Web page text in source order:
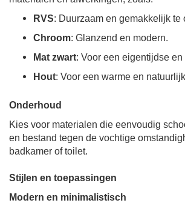
RVS: Duurzaam en gemakkelijk te
Chroom: Glanzend en modern.
Mat zwart: Voor een eigentijdse en
Hout: Voor een warme en
Onderhoud
Kies voor materialen die eenvoudig
en bestand tegen de vochtige
badkamer of toilet.
Stijlen en toepassingen
Modern en minimalistisch